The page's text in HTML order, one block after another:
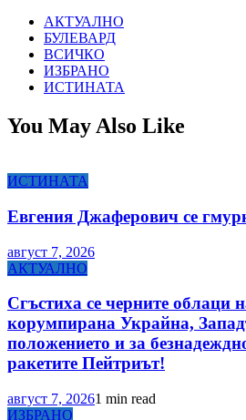
АКТУАЛНО
БУЛЕВАРД
ВСИЧКО
ИЗБРАНО
ИСТИНАТА
You May Also Like
ИСТИНАТА
Евгения Джаферович се
август 7, 2026
АКТУАЛНО
Сгъстиха се черните облаци
корумпирана Украйна,
положението и за
ракетите Пейтриът!
август 7, 20261 min read
ИЗБРАНО